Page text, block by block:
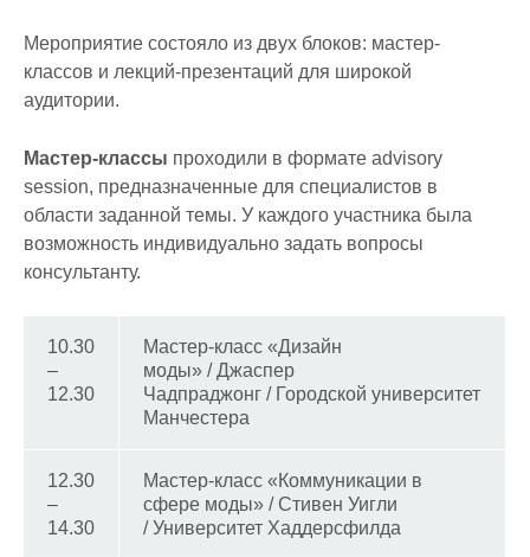
Мероприятие состояло из двух блоков: мастер-
классов и лекций-презентаций для широкой
аудитории.
Мастер-классы проходили в формате advisory
session, предназначенные для специалистов в
области заданной темы. У каждого участника была
возможность индивидуально задать вопросы
консультанту.
10.30
–
12.30
Мастер-класс «Дизайн
моды» / Джаспер
Чадпраджонг / Городской университет
Манчестера
12.30
–
14.30
Мастер-класс «Коммуникации в
сфере моды» / Стивен Уигли
/ Университет Хаддерсфилда